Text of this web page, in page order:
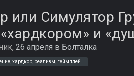
или Симулятор
и
, 26 апреля в Болталка